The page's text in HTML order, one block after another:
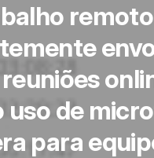
remoto
uso de
para